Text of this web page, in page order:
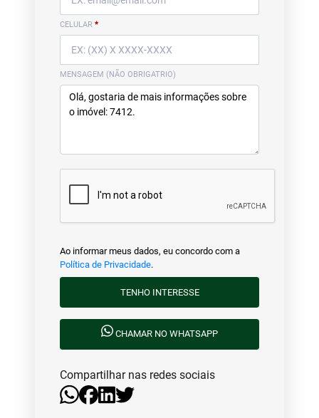
CELULAR *
MENSAGEM (NÃO OBRIGATRIO)
Ao informar meus dados, eu concordo com a
Política de Privacidade.
TENHO INTERESSE
CHAMAR NO WHATSAPP
Compartilhar nas redes sociais